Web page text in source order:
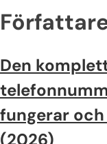
Den
fungerar